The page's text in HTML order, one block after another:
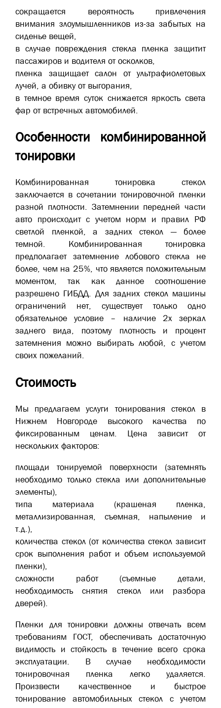
сокращается вероятность привлечения
внимания злоумышленников из-за забытых на
сиденье вещей,
в случае повреждения стекла пленка защитит
пассажиров и водителя от осколков,
пленка защищает салон от ультрафиолетовых
лучей, а обивку от выгорания,
в темное время суток снижается яркость света
фар от встречных автомобилей.
Особенности комбинированной
тонировки
Комбинированная тонировка стекол
заключается в сочетании тонировочной пленки
разной плотности. Затемнении передней части
авто происходит с учетом норм и правил РФ
светлой пленкой, а задних стекол — более
темной. Комбинированная тонировка
предполагает затемнение лобового стекла не
более, чем на 25%, что является положительным
моментом, так как данное соотношение
разрешено ГИБДД. Для задних стекол машины
ограничений нет, существует только одно
обязательное условие – наличие 2х зеркал
заднего вида, поэтому плотность и процент
затемнения можно выбирать любой, с учетом
своих пожеланий.
Стоимость
Мы предлагаем услуги тонирования стекол в
Нижнем Новгороде высокого качества по
фиксированным ценам. Цена зависит от
нескольких факторов:
площади тонируемой поверхности (затемнять
необходимо только стекла или дополнительные
элементы),
типа материала (крашеная пленка,
металлизированная, съемная, напыление и
т.д.),
количества стекол (от количества стекол зависит
срок выполнения работ и объем используемой
пленки),
сложности работ (съемные детали,
необходимость снятия стекол или разбора
дверей).
Пленки для тонировки должны отвечать всем
требованиям ГОСТ, обеспечивать достаточную
видимость и стойкость в течение всего срока
эксплуатации. В случае необходимости
тонировочная пленка легко удаляется.
Произвести качественное и быстрое
тонирование автомобильных стекол с учетом